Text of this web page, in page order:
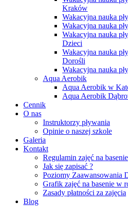
Kraków
Wakacyjna nauka
Wakacyjna nauka
Wakacyjna nauka
Dzieci
Wakacyjna nauka
Dorośli
Wakacyjna nauka
Aqua Aerobik
Aqua Aerobik w
Aqua Aerobik
Cennik
O nas
Instruktorzy pływania
Opinie o naszej szkole
Galeria
Kontakt
Regulamin zajęć na basenie
Jak się zapisać ?
Poziomy Zaawansowania
Grafik zajęć na basenie w
Zasady płatności za zajęcia
Blog